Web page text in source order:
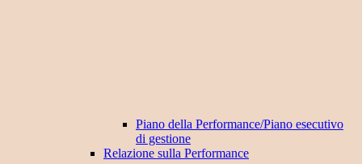
Piano della Performance/Piano esecutivo
di gestione
Relazione sulla Performance